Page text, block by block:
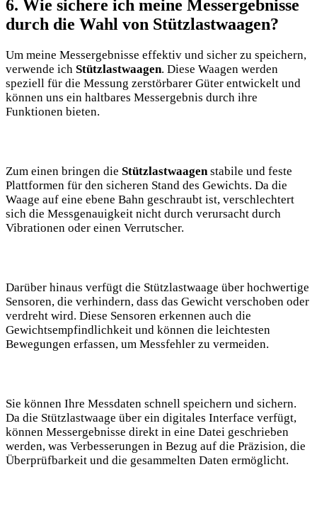
6. Wie sichere ich meine Messergebnisse
durch die Wahl von Stützlastwaagen?
Um meine Messergebnisse effektiv und sicher zu speichern,
verwende ich Stützlastwaagen. Diese Waagen werden
speziell für die Messung zerstörbarer Güter entwickelt und
können uns ein haltbares Messergebnis durch ihre
Funktionen bieten.
Zum einen bringen die Stützlastwaagen stabile und feste
Plattformen für den sicheren Stand des Gewichts. Da die
Waage auf eine ebene Bahn geschraubt ist, verschlechtert
sich die Messgenauigkeit nicht durch verursacht durch
Vibrationen oder einen Verrutscher.
Darüber hinaus verfügt die Stützlastwaage über hochwertige
Sensoren, die verhindern, dass das Gewicht verschoben oder
verdreht wird. Diese Sensoren erkennen auch die
Gewichtsempfindlichkeit und können die leichtesten
Bewegungen erfassen, um Messfehler zu vermeiden.
Sie können Ihre Messdaten schnell speichern und sichern.
Da die Stützlastwaage über ein digitales Interface verfügt,
können Messergebnisse direkt in eine Datei geschrieben
werden, was Verbesserungen in Bezug auf die Präzision, die
Überprüfbarkeit und die gesammelten Daten ermöglicht.